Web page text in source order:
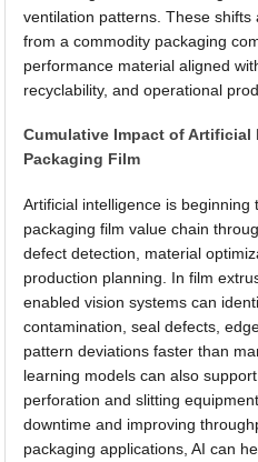
ventilation patterns. These
from a commodity packaging
performance material aligned
recyclability, and operational
Cumulative Impact of
Packaging Film
Artificial intelligence is
packaging film value chain
defect detection, material
production planning. In film
enabled vision systems can
contamination, seal defects,
pattern deviations faster than
learning models can also
perforation and slitting
downtime and improving
packaging applications, AI can